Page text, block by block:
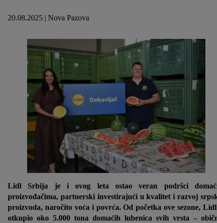
20.08.2025 | Nova Pazova
Lidl Srbija je i ovog leta ostao veran podršci
proizvođačima, partnerski investirajući u kvalitet i razvoj
proizvoda, naročito voća i povrća. Od početka ove sezone,
otkupio oko 5.000 tona domaćih lubenica svih vrsta –